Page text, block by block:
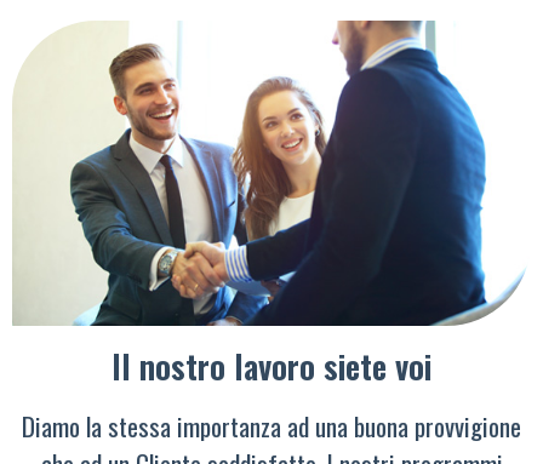
Il nostro lavoro siete voi
Diamo la stessa importanza ad una buona provvigione